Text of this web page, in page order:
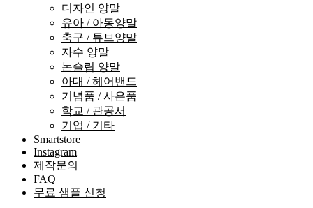
디자인 양말
유아 / 아동양말
축구 / 튜브양말
자수 양말
논슬립 양말
아대 / 헤어밴드
기념품 / 사은품
학교 / 관공서
기업 / 기타
Smartstore
Instagram
제작문의
FAQ
무료 샘플 신청